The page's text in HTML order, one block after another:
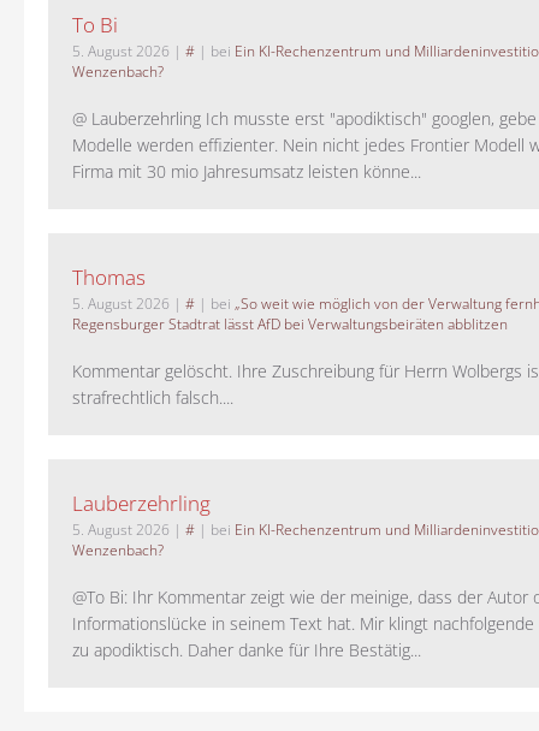
To Bi
5. August 2026 | # | bei Ein KI-Rechenzentrum und
Wenzenbach?
@ Lauberzehrling Ich musste erst "apodiktisch" googlen, gebe
Modelle werden effizienter. Nein nicht jedes Frontier Modell
Firma mit 30 mio Jahresumsatz leisten könne...
Thomas
5. August 2026 | # | bei „So weit wie möglich von der Verwaltung
Regensburger Stadtrat lässt AfD bei Verwaltungsbeiräten abblitzen
Kommentar gelöscht. Ihre Zuschreibung für Herrn Wolbergs
strafrechtlich falsch....
Lauberzehrling
5. August 2026 | # | bei Ein KI-Rechenzentrum und
Wenzenbach?
@To Bi: Ihr Kommentar zeigt wie der meinige, dass der Autor
Informationslücke in seinem Text hat. Mir klingt
zu apodiktisch. Daher danke für Ihre Bestätig...